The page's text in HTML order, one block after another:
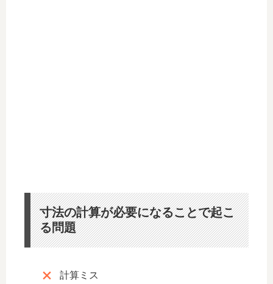
寸法の計算が必要になることで起こ
る問題
計算ミス